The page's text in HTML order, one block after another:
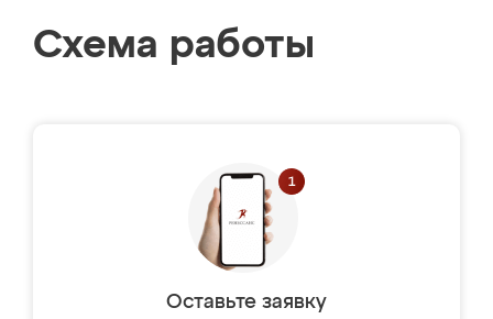
Схема работы
Оставьте заявку